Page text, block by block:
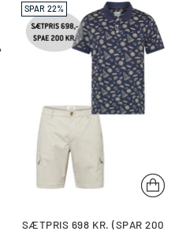
SPAR 22%
SÆTPRIS 698 KR. (SPAR 200